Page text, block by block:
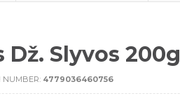
Slyvos 200g
NUMBER: 4779036460756